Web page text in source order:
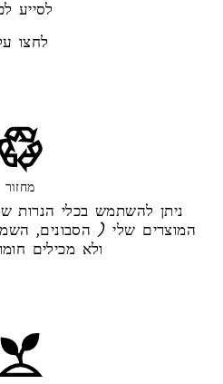
לסייע
לחצו
מחזור
ניתן להשתמש בכלי הנרות
המוצרים שלי ( הסבונים,
ולא מכילים